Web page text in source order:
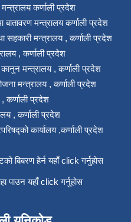
मन्त्रालय कर्णाली प्रदेश
बातावरण मन्त्रालय कर्णाली प्रदेश
सहकारी मन्त्रालय , कर्णाली प्रदेश
, कर्णाली प्रदेश
मन्त्रालय , कर्णाली प्रदेश
मन्त्रालय , कर्णाली प्रदेश
कर्णाली प्रदेश
, कर्णाली प्रदेश
कार्यालय ,कर्णाली प्रदेश
बिबरण हेर्न यहाँ click गर्नुहोस
पाउन यहाँ click गर्नुहोस